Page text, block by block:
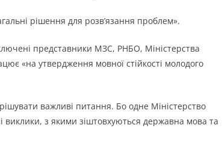
рішення для розв’язання проблем».
представники МЗС, РНБО, Міністерства
«на утвердження мовної стійкості молодого
важливі питання. Бо одне Міністерство
виклики, з якими зіштовхуються державна мова та